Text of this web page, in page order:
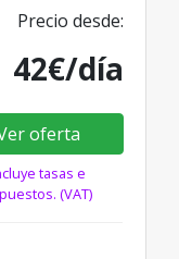
Precio desde:
42€/día
oferta
tasas e
(VAT)